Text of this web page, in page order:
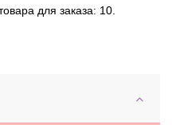
для заказа: 10.